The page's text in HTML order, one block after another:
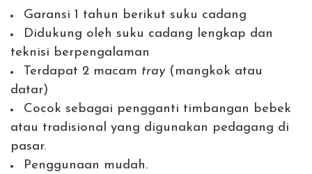
Garansi 1 tahun berikut suku cadang
Didukung oleh suku cadang lengkap dan
teknisi berpengalaman
Terdapat 2 macam tray (mangkok atau
datar)
Cocok sebagai pengganti timbangan bebek
atau tradisional yang digunakan pedagang di
pasar.
Penggunaan mudah.